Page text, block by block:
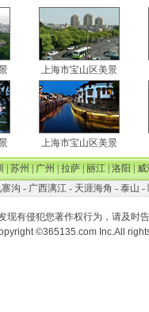
上海市宝山区美景
上海市宝山区美景
|苏州|广州|拉萨|丽江|洛阳|威
寨沟 - 广西漓江- 天涯海角 - 泰山 -
现有侵犯您著作权行为，请及时
©365135.com Inc.All